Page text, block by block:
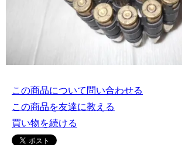
この商品について問い合わせる
この商品を友達に教える
買い物を続ける